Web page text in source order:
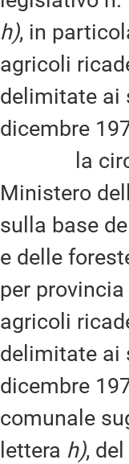
h), in
agricoli
delimitate ai
dicembre
la
Ministero
sulla base
e delle
per
agricoli
delimitate ai
dicembre
comunale
lettera h),